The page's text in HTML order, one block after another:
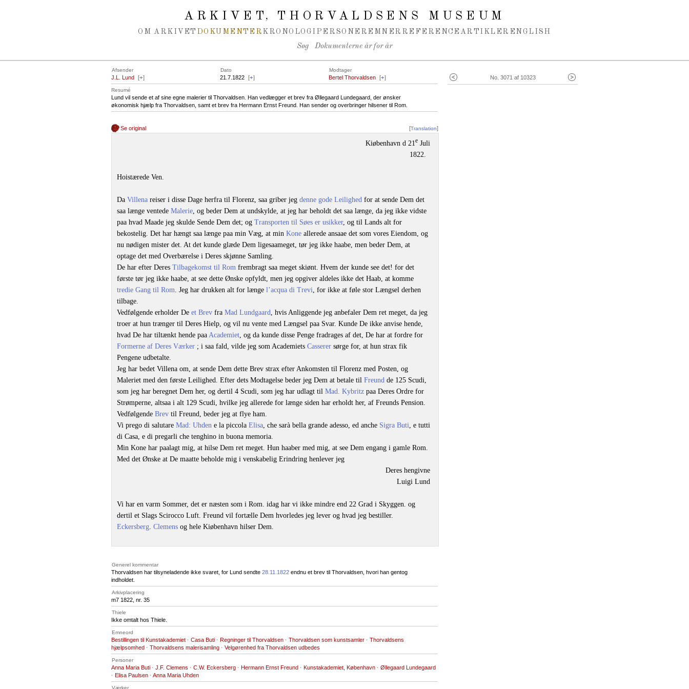
ARKIVET, THORVALDSENS MUSEUM
OM ARKIVET DOKUMENTER KRONOLOGI PERSONER EMNER REFERENCEARTIKLER ENGLISH
Søg Dokumenterne år for år
No. 3071 af 10323
Afsender Dato Modtager
J.L. Lund [+] 21.7.1822 [+] Bertel Thorvaldsen [+]
Resumé
Lund vil sende et af sine egne malerier til Thorvaldsen. Han vedlægger et brev fra Øllegaard Lundegaard, der ønsker
økonomisk hjælp fra Thorvaldsen, samt et brev fra Hermann Ernst Freund. Han sender og overbringer hilsener til Rom.
Se original [Translation]
Kiøbenhavn d 21e Juli
1822.
Hoistærede Ven.
Da Villena reiser i disse Dage herfra til Florenz, saa griber jeg denne gode Leilighed for at sende Dem det
saa længe ventede Malerie , og beder Dem at undskylde, at jeg har beholdt det saa længe, da jeg ikke vidste
paa hvad Maade jeg skulde Sende Dem det; og Transporten til Søes er usikker, og til Lands alt for
bekostelig. Det har hængt saa længe paa min Væg, at min Kone allerede ansaae det som vores Eiendom, og
nu nødigen mister det. At det kunde glæde Dem ligesaameget, tør jeg ikke haabe, men beder Dem, at
optage det med Overbærelse i Deres skjønne Samling.
De har efter Deres Tilbagekomst til Rom frembragt saa meget skiønt. Hvem der kunde see det! for det
første tør jeg ikke haabe, at see dette Ønske opfyldt, men jeg opgiver aldeles ikke det Haab, at komme
tredie Gang til Rom . Jeg har drukken alt for længe l’acqua di Trevi , for ikke at føle stor Længsel derhen
tilbage.
Vedfølgende erholder De et Brev fra Mad Lundgaard , hvis Anliggende jeg anbefaler Dem ret meget, da jeg
troer at hun trænger til Deres Hielp, og vil nu vente med Længsel paa Svar. Kunde De ikke anvise hende,
hvad De har tiltænkt hende paa Academiet , og da kunde disse Penge fradrages af det, De har at fordre for
Formerne af Deres Værker ; i saa fald, vilde jeg som Academiets Casserer sørge for, at hun strax fik
Pengene udbetalte.
Jeg har bedet Villena om, at sende Dem dette Brev strax efter Ankomsten til Florenz med Posten, og
Maleriet med den første Leilighed. Efter dets Modtagelse beder jeg Dem at betale til Freund de 125 Scudi,
som jeg har beregnet Dem her, og dertil 4 Scudi, som jeg har udlagt til Mad. Kybritz paa Deres Ordre for
Strømperne, altsaa i alt 129 Scudi, hvilke jeg allerede for længe siden har erholdt her, af Freunds Pension.
Vedfølgende Brev til Freund, beder jeg at flye ham.
Vi prego di salutare Mad: Uhden e la piccola Elisa , che sarà bella grande adesso, ed anche Sigra Buti , e tutti
di Casa, e di pregarli che tenghino in buona memoria.
Min Kone har paalagt mig, at hilse Dem ret meget. Hun haaber med mig, at see Dem engang i gamle Rom.
Med det Ønske at De maatte beholde mig i venskabelig Erindring henlever jeg
Deres hengivne
Luigi Lund
Vi har en varm Sommer, det er næsten som i Rom. idag har vi ikke mindre end 22 Grad i Skyggen. og
dertil et Slags Scirocco Luft. Freund vil fortælle Dem hvorledes jeg lever og hvad jeg bestiller.
Eckersberg Clemens og hele Kiøbenhavn hilser Dem.
Generel kommentar
Thorvaldsen har tilsyneladende ikke svaret, for Lund sendte 28.11.1822 endnu et brev til Thorvaldsen, hvori han gentog
indholdet.
Arkivplacering
m7 1822, nr. 35
Thiele
Ikke omtalt hos Thiele.
Emneord
Bestillingen til Kunstakademiet · Casa Buti · Regninger til Thorvaldsen · Thorvaldsen som kunstsamler · Thorvaldsens
hjælpsomhed · Thorvaldsens malerisamling · Velgørenhed fra Thorvaldsen udbedes
Personer
Anna Maria Buti · J.F. Clemens · C.W. Eckersberg · Hermann Ernst Freund · Kunstakademiet, København · Øllegaard Lundegaard
· Elisa Paulsen · Anna Maria Uhden
Værker